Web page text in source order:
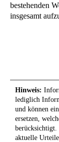
bestehenden
insgesamt
Hinweis:
lediglich
und können
ersetzen,
berücksichtigt.
aktuelle Urteile